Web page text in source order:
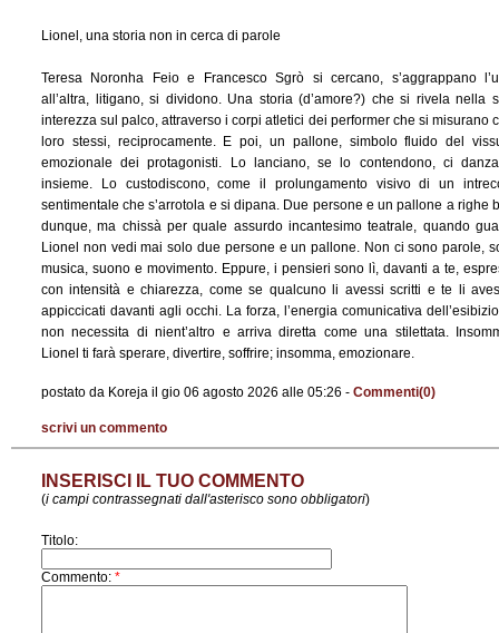
Lionel, una storia non in cerca di parole
Teresa Noronha Feio e Francesco Sgrò si cercano, s’aggrappano
all’altra, litigano, si dividono. Una storia (d’amore?) che si rivela nella
interezza sul palco, attraverso i corpi atletici dei performer che si misurano
loro stessi, reciprocamente. E poi, un pallone, simbolo fluido del
emozionale dei protagonisti. Lo lanciano, se lo contendono, ci
insieme. Lo custodiscono, come il prolungamento visivo di un
sentimentale che s’arrotola e si dipana. Due persone e un pallone a righe
dunque, ma chissà per quale assurdo incantesimo teatrale, quando
Lionel non vedi mai solo due persone e un pallone. Non ci sono parole,
musica, suono e movimento. Eppure, i pensieri sono lì, davanti a te,
con intensità e chiarezza, come se qualcuno li avessi scritti e te li
appiccicati davanti agli occhi. La forza, l’energia comunicativa
non necessita di nient’altro e arriva diretta come una stilettata.
Lionel ti farà sperare, divertire, soffrire; insomma, emozionare.
postato da Koreja il gio 06 agosto 2026 alle 05:26 - Commenti(0)
scrivi un commento
INSERISCI IL TUO COMMENTO
(i campi contrassegnati dall'asterisco sono obbligatori)
Titolo:
Commento: *